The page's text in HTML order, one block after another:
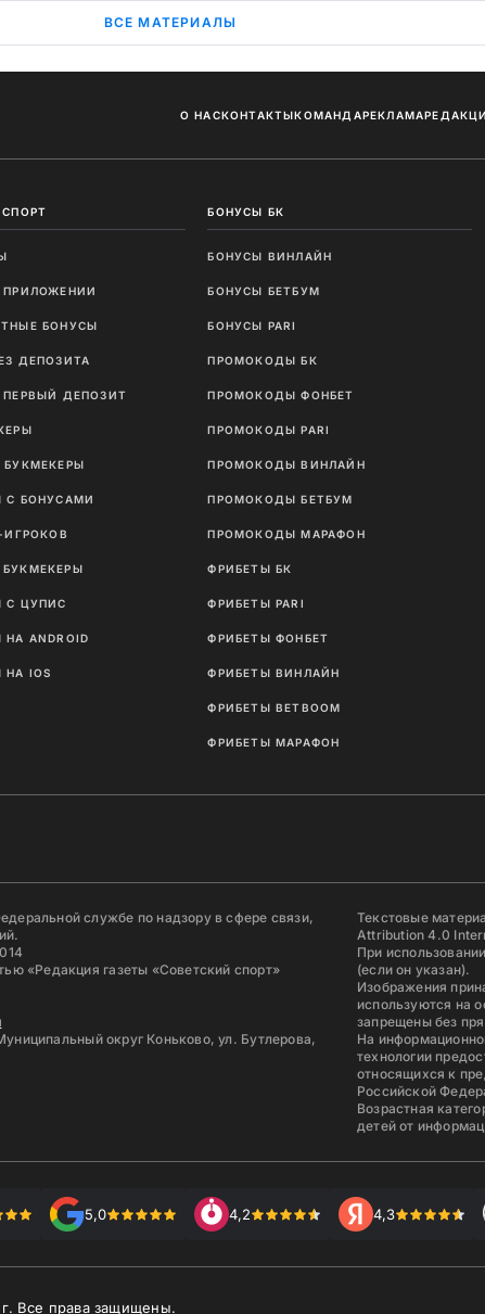
ВСЕ МАТЕРИАЛЫ
О НАСКОНТАКТЫКОМАНДАРЕКЛАМА
ПРИЛОЖЕНИИ
БОНУСЫ
ДЕПОЗИТА
ПЕРВЫЙ ДЕПОЗИТ
БУКМЕКЕРЫ
С БОНУСАМИ
ИГРОКОВ
С ЦУПИС
ANDROID
IOS
БОНУСЫ БК
БОНУСЫ ВИНЛАЙН
БОНУСЫ БЕТБУМ
БОНУСЫ PARI
ПРОМОКОДЫ БК
ПРОМОКОДЫ ФОНБЕТ
ПРОМОКОДЫ PARI
ПРОМОКОДЫ ВИНЛАЙН
ПРОМОКОДЫ БЕТБУМ
ПРОМОКОДЫ МАРАФОН
ФРИБЕТЫ БК
ФРИБЕТЫ PARI
ФРИБЕТЫ ФОНБЕТ
ФРИБЕТЫ ВИНЛАЙН
ФРИБЕТЫ BETBOOM
ФРИБЕТЫ МАРАФОН
службе по надзору в сфере связи,
«Редакция газеты «Советский спорт»
округ Коньково, ул. Бутлерова,
Текстовые
Attribution 4.0
При
(если он указан).
Изображения
используются на
запрещены без
На
технологии
относящихся к
Российской
Возрастная
детей от
5,0 4,2 4,3
г. Все права защищены.